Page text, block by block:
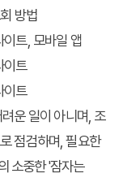
방법
이트, 모바일 앱
이트
이트
운 일이 아니며, 조
점검하며, 필요한
소중한 '잠자는